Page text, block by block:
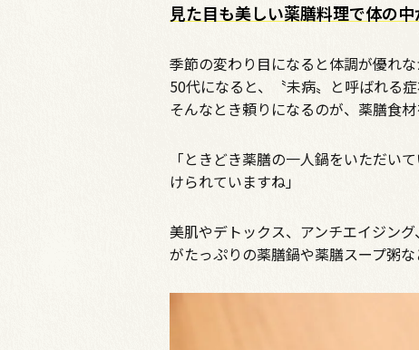
見た目も美しい薬膳料理で体の
季節の変わり目になると体調が優れ
50代になると、〝未病〟と呼ばれる症
そんなとき頼りになるのが、薬膳食
「ときどき薬膳の一人鍋をいただい
けられていますね」
美肌やデトックス、アンチエイジン
がたっぷりの薬膳鍋や薬膳スープ粥な